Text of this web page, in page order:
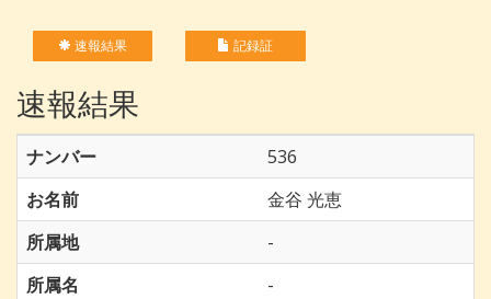
速報結果 記録証
速報結果
ナンバー
536
お名前
金谷 光恵
所属地
-
所属名
-